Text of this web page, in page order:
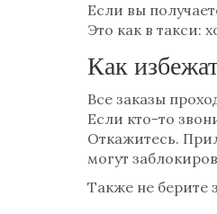
Если вы
Это как в такси:
Как
Все заказы
Если кто-то
Откажитесь.
могут
Также не берите